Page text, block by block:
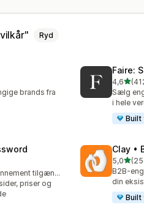
Ryd
brands fra
Faire:
4,6ud af
412
Sælg
i hele
Built
Gratis abonnement tilgængeligt
priser og
Clay •
5,0ud af
257
B2B-
din
Built